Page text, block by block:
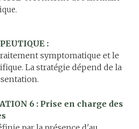
:
symptomatique et le
La stratégie dépend de la
6 : Prise en charge des